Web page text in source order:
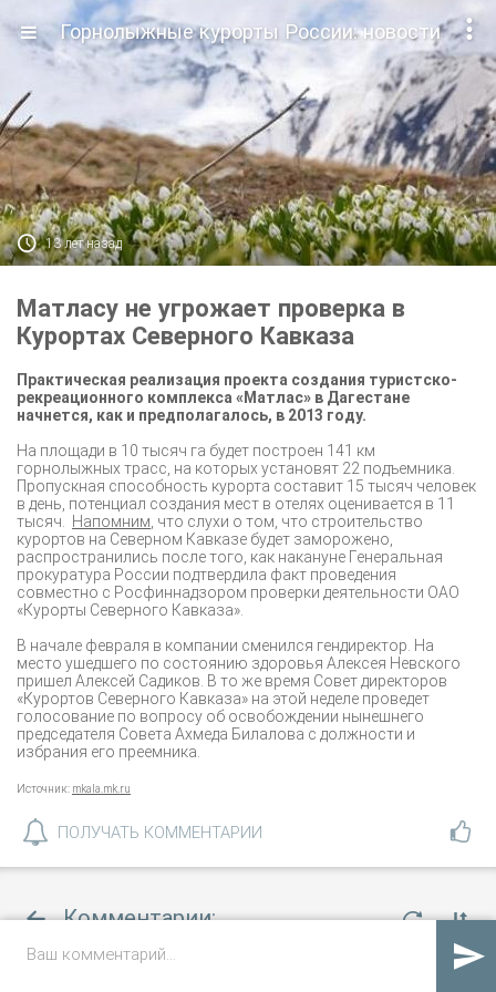

Горнолыжные курорты России: новости
 13 лет назад
Матласу не угрожает проверка в
Курортах Северного Кавказа
Практическая реализация проекта создания туристско-
рекреационного комплекса «Матлас» в Дагестане
начнется, как и предполагалось, в 2013 году.
На площади в 10 тысяч га будет построен 141 км
горнолыжных трасс, на которых установят 22 подъемника.
Пропускная способность курорта составит 15 тысяч человек
в день, потенциал создания мест в отелях оценивается в 11
тысяч.
Напомним , что слухи о том, что строительство
курортов на Северном Кавказе будет заморожено,
распространились после того, как накануне Генеральная
прокуратура России подтвердила факт проведения
совместно с Росфиннадзором проверки деятельности ОАО
«Курорты Северного Кавказа».
В начале февраля в компании сменился гендиректор. На
место ушедшего по состоянию здоровья Алексея Невского
пришел Алексей Садиков. В то же время Совет директоров
«Курортов Северного Кавказа» на этой неделе проведет
голосование по вопросу об освобождении нынешнего
председателя Совета Ахмеда Билалова с должности и
избрания его преемника.
Источник: mkala.mk.ru
ПОЛУЧАТЬ КОММЕНТАРИИ
Комментарии:
